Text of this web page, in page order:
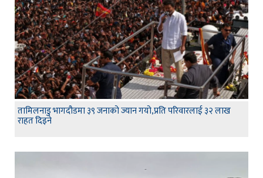
तामिलनाडु भागदौडमा ३९ जनाको ज्यान गयो,प्रति परिवारलाई ३२ लाख
राहत दिइने